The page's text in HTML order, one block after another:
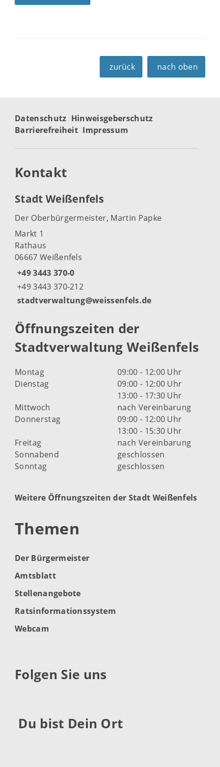
zurück nach oben
Datenschutz Hinweisgeberschutz
Barrierefreiheit Impressum
Kontakt
Stadt Weißenfels
Der Oberbürgermeister, Martin Papke
Markt 1
Rathaus
06667 Weißenfels
+49 3443 370-0
+49 3443 370-212
stadtverwaltung@weissenfels.de
Öffnungszeiten der
Stadtverwaltung Weißenfels
Montag
09:00 - 12:00 Uhr
Dienstag
09:00 - 12:00 Uhr
13:00 - 17:30 Uhr
Mittwoch
nach Vereinbarung
Donnerstag
09:00 - 12:00 Uhr
13:00 - 15:30 Uhr
Freitag
nach Vereinbarung
Sonnabend
geschlossen
Sonntag
geschlossen
Weitere Öffnungszeiten der Stadt Weißenfels
Themen
Der Bürgermeister
Amtsblatt
Stellenangebote
Ratsinformationssystem
Webcam
Folgen Sie uns
Du bist Dein Ort